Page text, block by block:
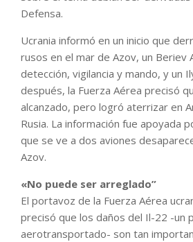
Defensa.
Ucrania informó en un inicio que
rusos en el mar de Azov, un Beriev
detección, vigilancia y mando, y un
después, la Fuerza Aérea precisó
alcanzado, pero logró aterrizar en
Rusia. La información fue apoyada
que se ve a dos aviones
Azov.
«No puede ser arreglado”
El portavoz de la Fuerza Aérea
precisó que los daños del Il-22 -un
aerotransportado- son tan